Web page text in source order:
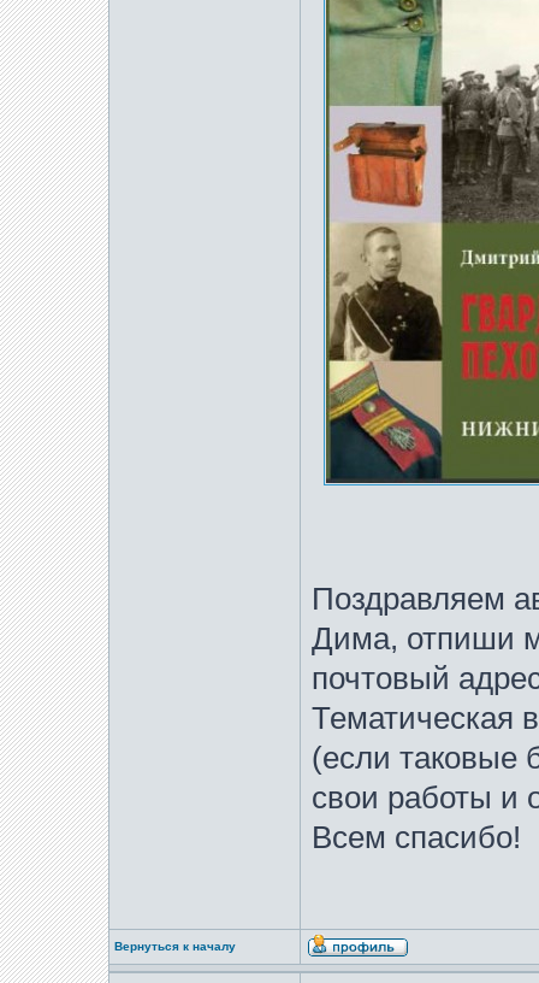
Поздравляем
Дима, отпиши
почтовый
Тематическая
(если таковые
свои работы и
Всем спасибо!
Вернуться к началу